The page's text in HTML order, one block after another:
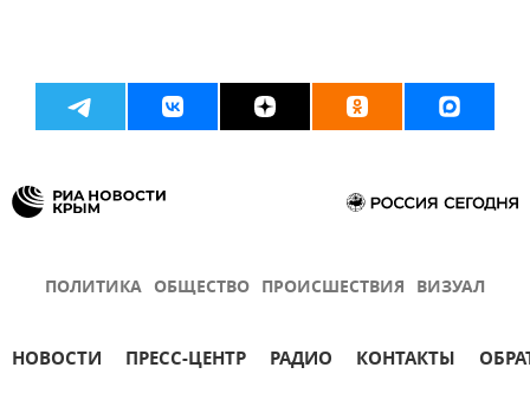
ПОЛИТИКА ОБЩЕСТВО ПРОИСШЕСТВИЯ ВИЗУАЛ
НОВОСТИ ПРЕСС-ЦЕНТР РАДИО КОНТАКТЫ